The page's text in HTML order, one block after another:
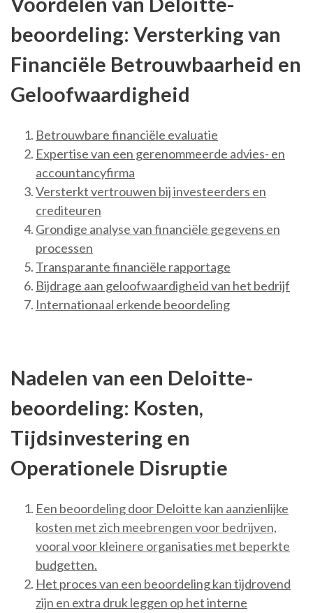
beoordeling: Versterking van
Financiële Betrouwbaarheid en
Geloofwaardigheid
Betrouwbare financiële evaluatie
Expertise van een gerenommeerde advies- en
accountancyfirma
Versterkt vertrouwen bij investeerders en
crediteuren
Grondige analyse van financiële gegevens en
processen
Transparante financiële rapportage
Bijdrage aan geloofwaardigheid van het bedrijf
Internationaal erkende beoordeling
Nadelen van een Deloitte-
beoordeling: Kosten,
Tijdsinvestering en
Operationele Disruptie
Een beoordeling door Deloitte kan aanzienlijke
kosten met zich meebrengen voor bedrijven,
vooral voor kleinere organisaties met beperkte
budgetten.
Het proces van een beoordeling kan tijdrovend
zijn en extra druk leggen op het interne